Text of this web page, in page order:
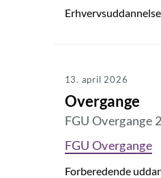
13. april 2026
Overgange
FGU Overgange
FGU Overgange
Forberedende